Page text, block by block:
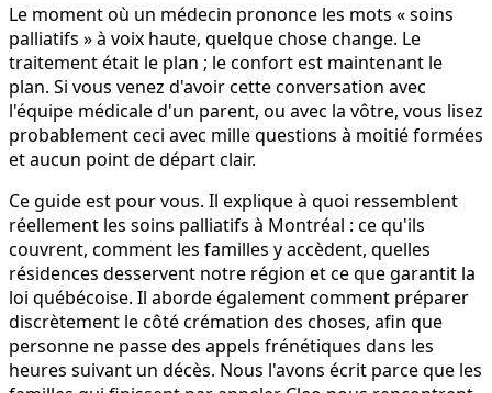
Le moment où un médecin prononce les mots « soins
palliatifs » à voix haute, quelque chose change. Le
traitement était le plan ; le confort est maintenant le
plan. Si vous venez d'avoir cette conversation avec
l'équipe médicale d'un parent, ou avec la vôtre, vous lisez
probablement ceci avec mille questions à moitié formées
et aucun point de départ clair.
Ce guide est pour vous. Il explique à quoi ressemblent
réellement les soins palliatifs à Montréal : ce qu'ils
couvrent, comment les familles y accèdent, quelles
résidences desservent notre région et ce que garantit la
loi québécoise. Il aborde également comment préparer
discrètement le côté crémation des choses, afin que
personne ne passe des appels frénétiques dans les
heures suivant un décès. Nous l'avons écrit parce que les